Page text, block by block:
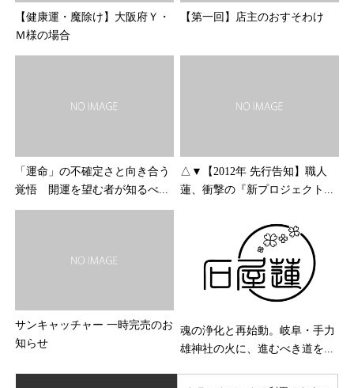
【健康運・魔除け】大阪府Ｙ・
Ｍ様の場合
【第一回】店主のおすそわけ
「運命」の不確定さと向き合う
覚悟 開運を望む者が知るべ...
△▼【2012年 先行告知】職人
蓮、衝撃の『新プロジェクト...
サンキャッチャー 一時完売のお
知らせ
魂の浄化と再始動。岐阜・手力
雄神社の火に、進むべき道を...